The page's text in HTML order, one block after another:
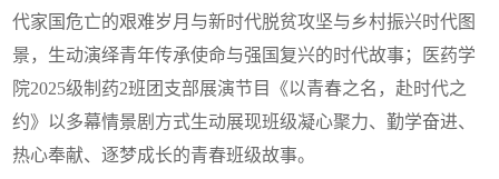
代家国危亡的艰难岁月与新时代脱贫攻坚与乡村振兴时代图
景，生动演绎青年传承使命与强国复兴的时代故事；医药学
院2025级制药2班团支部展演节目《以青春之名，赴时代之
约》以多幕情景剧方式生动展现班级凝心聚力、勤学奋进、
热心奉献、逐梦成长的青春班级故事。